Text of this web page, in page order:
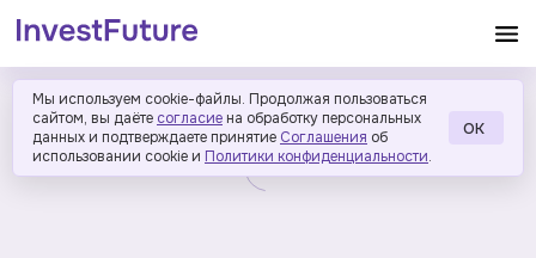
Мы используем cookie-файлы. Продолжая пользоваться
сайтом, вы даёте согласие на обработку персональных
данных и подтверждаете принятие Соглашения об
использовании cookie и Политики конфиденциальности.
ОК